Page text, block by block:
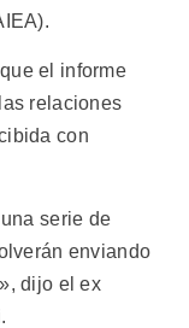
el informe
relaciones
con
serie de
enviando
dijo el ex